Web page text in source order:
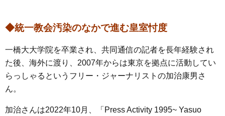
◆統一教会汚染のなかで進む皇室忖度
一橋大大学院を卒業され、共同通信の記者を長年経験され
た後、海外に渡り、2007年からは東京を拠点に活動してい
らっしゃるというフリー・ジャーナリストの加治康男さ
ん。
加治さんは2022年10月、「Press Activity 1995~ Yasuo